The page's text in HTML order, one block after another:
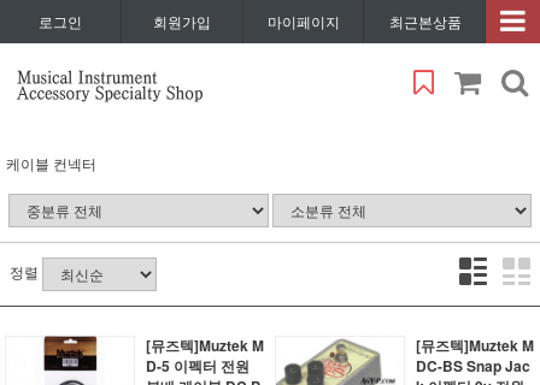
로그인 회원가입 마이페이지 최근본상품
케이블 컨넥터
정렬
[뮤즈텍]Muztek M
D-5 이펙터 전원
[뮤즈텍]Muztek M
DC-BS Snap Jac